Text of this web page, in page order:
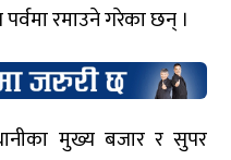
पर्वमा रमाउने गरेका छन् ।
मुख्य बजार र सुपर